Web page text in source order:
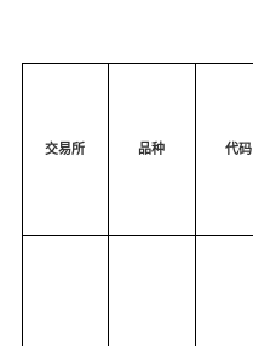
交易所 品种 代码